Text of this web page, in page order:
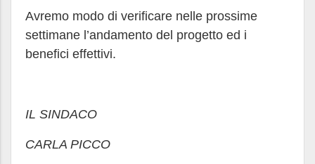
Avremo modo di verificare nelle prossime
settimane l’andamento del progetto ed i
benefici effettivi.
IL SINDACO
CARLA PICCO